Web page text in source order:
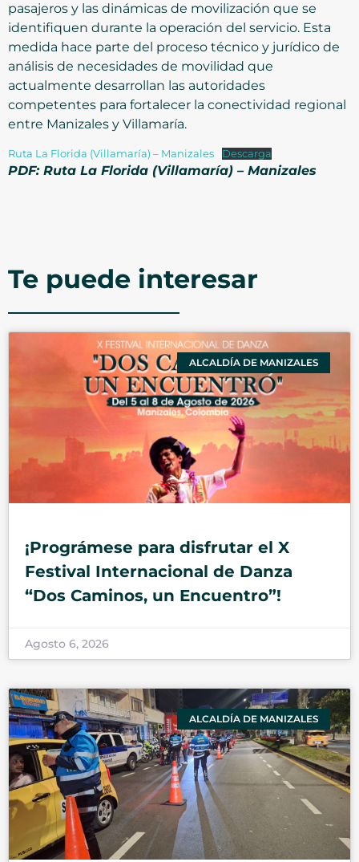
pasajeros y las dinámicas de movilización que se
identifiquen durante la operación del servicio. Esta
medida hace parte del proceso técnico y jurídico de
análisis de necesidades de movilidad que
actualmente desarrollan las autoridades
competentes para fortalecer la conectividad regional
entre Manizales y Villamaría.
Ruta La Florida (Villamaría) – Manizales Descarga
PDF: Ruta La Florida (Villamaría) – Manizales
Te puede interesar
ALCALDÍA DE MANIZALES
¡Prográmese para disfrutar el X
Festival Internacional de Danza
“Dos Caminos, un Encuentro”!
Agosto 6, 2026
ALCALDÍA DE MANIZALES